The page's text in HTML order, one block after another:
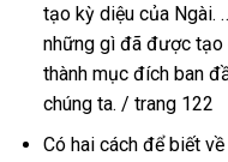
tạo kỳ diệu của Ngài.
những gì đã được
thành mục đích ban
chúng ta. / trang 122
Có hai cách để biết